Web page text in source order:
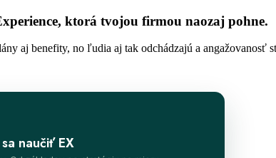
ktorá tvojou firmou naozaj pohne.
aj benefity, no ľudia aj tak odchádzajú a angažovanosť
naučiť EX